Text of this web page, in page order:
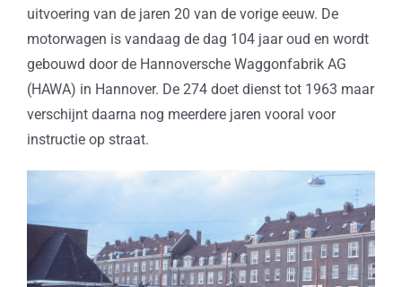
uitvoering van de jaren 20 van de vorige eeuw. De
motorwagen is vandaag de dag 104 jaar oud en wordt
gebouwd door de Hannoversche Waggonfabrik AG
(HAWA) in Hannover. De 274 doet dienst tot 1963 maar
verschijnt daarna nog meerdere jaren vooral voor
instructie op straat.